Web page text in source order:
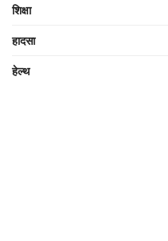
शिक्षा
हादसा
हेल्थ